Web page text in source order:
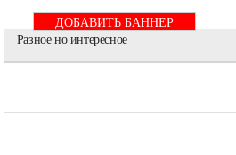
ДОБАВИТЬ БАННЕР
Разное но интересное